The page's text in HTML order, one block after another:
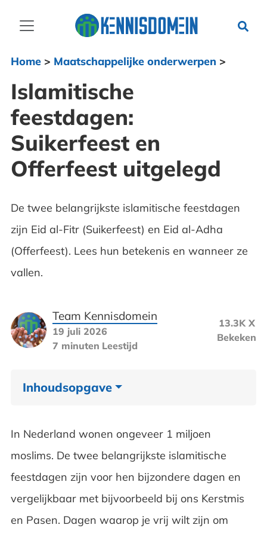
Home> Maatschappelijke onderwerpen >
Islamitische
feestdagen:
Suikerfeest en
Offerfeest uitgelegd
De twee belangrijkste islamitische feestdagen
zijn Eid al-Fitr (Suikerfeest) en Eid al-Adha
(Offerfeest). Lees hun betekenis en wanneer ze
vallen.
Team Kennisdomein
19 juli 2026
7 minuten Leestijd
13.3K X
Bekeken
Inhoudsopgave
De dag van Al-Adha
Meer over de Ramadan
In Nederland wonen ongeveer 1 miljoen
moslims. De twee belangrijkste islamitische
feestdagen zijn voor hen bijzondere dagen en
vergelijkbaar met bijvoorbeeld bij ons Kerstmis
en Pasen. Dagen waarop je vrij wilt zijn om